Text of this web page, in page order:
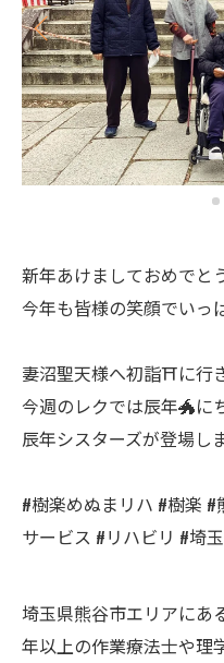
新年あけましておめでと
今年も皆様の笑顔でいっ
妻沼聖天様へ初詣⛩に行
今週のレクでは辰年🐲に
辰年シスターズが登場し
#樹楽めぬまリハ #樹楽
サービス #リハビリ #埼玉
埼玉県熊谷市エリアにあ
年以上の作業療法士や理